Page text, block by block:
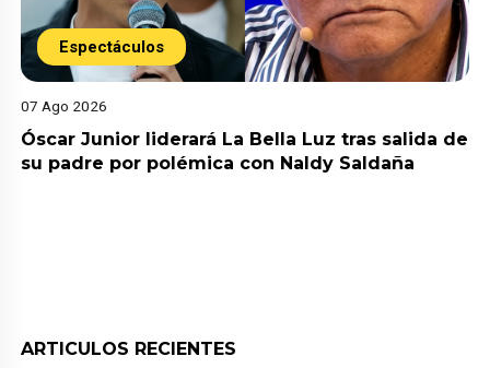
Espectáculos
07 Ago 2026
Óscar Junior liderará La Bella Luz tras salida de
su padre por polémica con Naldy Saldaña
ARTICULOS RECIENTES